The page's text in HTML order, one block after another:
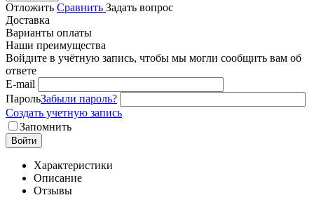
Отложить Сравнить Задать вопрос
Доставка
Варианты оплаты
Наши преимущества
Войдите в учётную запись, чтобы мы могли сообщить вам об
ответе
E-mail
ПарольЗабыли пароль?
Создать учетную запись
Запомнить
Войти
Характеристики
Описание
Отзывы